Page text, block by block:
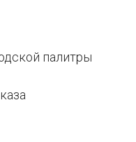
палитры